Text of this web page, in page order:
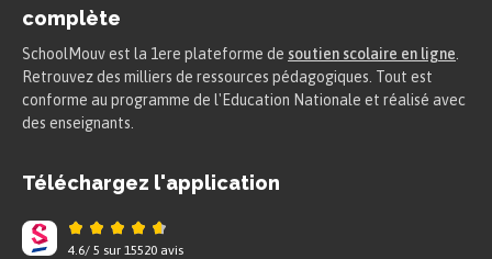
complète
SchoolMouv est la 1ere plateforme de soutien scolaire en ligne
Retrouvez des milliers de ressources pédagogiques. Tout est
conforme au programme de l'Education Nationale et réalisé avec
des enseignants.
Téléchargez l'application
4.6/ 5 sur 15520 avis